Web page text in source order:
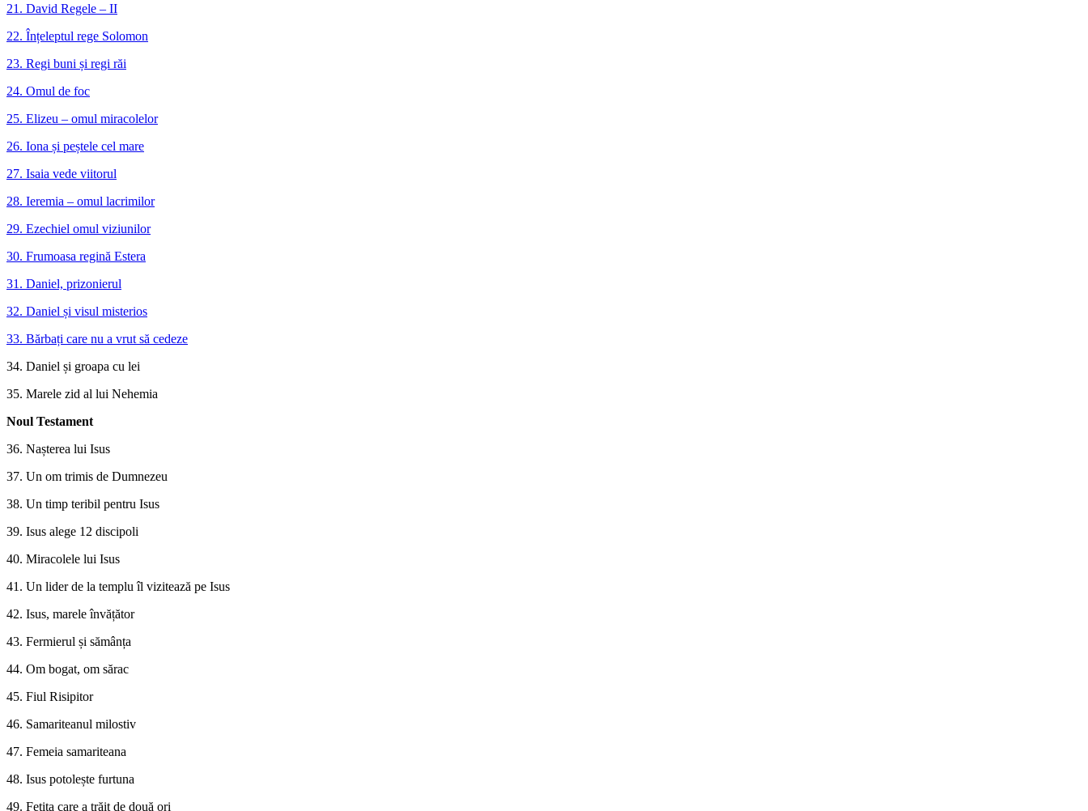
21. David Regele – II
22. Înțeleptul rege Solomon
23. Regi buni și regi răi
24. Omul de foc
25. Elizeu – omul miracolelor
26. Iona și peștele cel mare
27. Isaia vede viitorul
28. Ieremia – omul lacrimilor
29. Ezechiel omul viziunilor
30. Frumoasa regină Estera
31. Daniel, prizonierul
32. Daniel și visul misterios
33. Bărbați care nu a vrut să cedeze
34. Daniel și groapa cu lei
35. Marele zid al lui Nehemia
Noul Testament
36. Nașterea lui Isus
37. Un om trimis de Dumnezeu
38. Un timp teribil pentru Isus
39. Isus alege 12 discipoli
40. Miracolele lui Isus
41. Un lider de la templu îl vizitează pe Isus
42. Isus, marele învățător
43. Fermierul și sămânța
44. Om bogat, om sărac
45. Fiul Risipitor
46. Samariteanul milostiv
47. Femeia samariteana
48. Isus potolește furtuna
49. Fetița care a trăit de două ori